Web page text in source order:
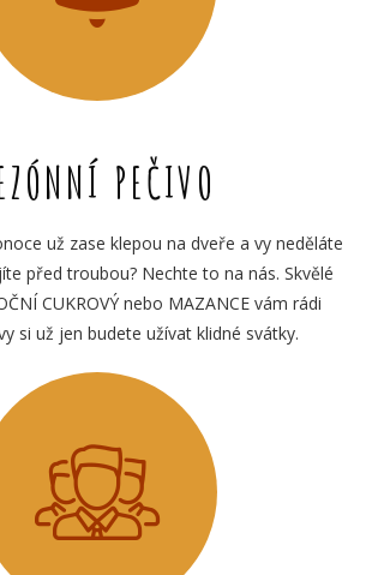
PEČIVO
už zase klepou na dveře a vy neděláte
před troubou? Nechte to na nás. Skvělé
CUKROVÝ nebo MAZANCE vám rádi
si už jen budete užívat klidné svátky.